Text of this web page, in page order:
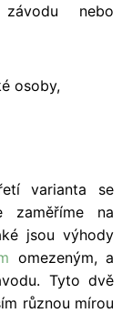
nebo
osoby,
varianta se
zaměříme na
jsou výhody
omezeným, a
Tyto dvě
různou mírou